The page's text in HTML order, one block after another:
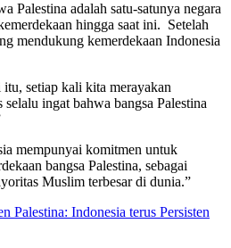
Palestina adalah satu-satunya negara
hingga saat ini. Setelah
mendukung kemerdekaan Indonesia
setiap kali kita merayakan
ingat bahwa bangsa Palestina
mempunyai komitmen untuk
bangsa Palestina, sebagai
Muslim terbesar di dunia.”
Palestina: Indonesia terus Persisten